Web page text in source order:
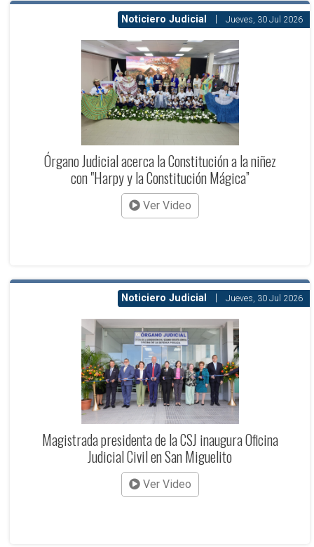
Noticiero Judicial |Jueves, 30 Jul 2026
Órgano Judicial acerca la Constitución a la niñez
con "Harpy y la Constitución Mágica”
Ver Video
Noticiero Judicial |Jueves, 30 Jul 2026
Magistrada presidenta de la CSJ inaugura Oficina
Judicial Civil en San Miguelito
Ver Video